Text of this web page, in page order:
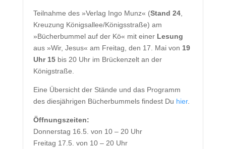
Teilnahme des »Verlag Ingo Munz« (Stand 24,
Kreuzung Königsallee/Königsstraße) am
»Bücherbummel auf der Kö« mit einer Lesung
aus »Wir, Jesus« am Freitag, den 17. Mai von 19
Uhr 15bis 20 Uhr im Brückenzelt an der
Königstraße.
Eine Übersicht der Stände und das Programm
des diesjährigen Bücherbummels findest Du hier.
Öffnungszeiten:
Donnerstag 16.5. von 10 – 20 Uhr
Freitag 17.5. von 10 – 20 Uhr